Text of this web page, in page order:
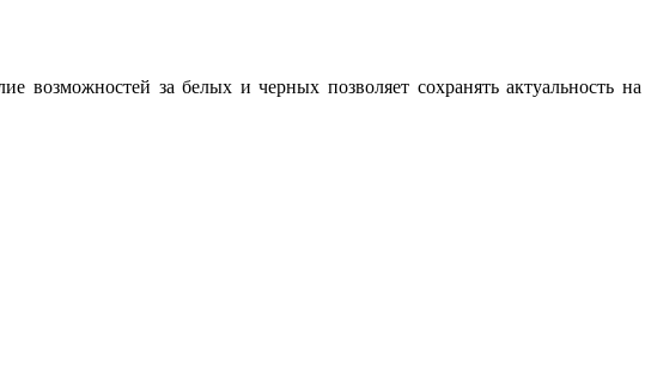
за белых и черных позволяет сохранять актуальность на